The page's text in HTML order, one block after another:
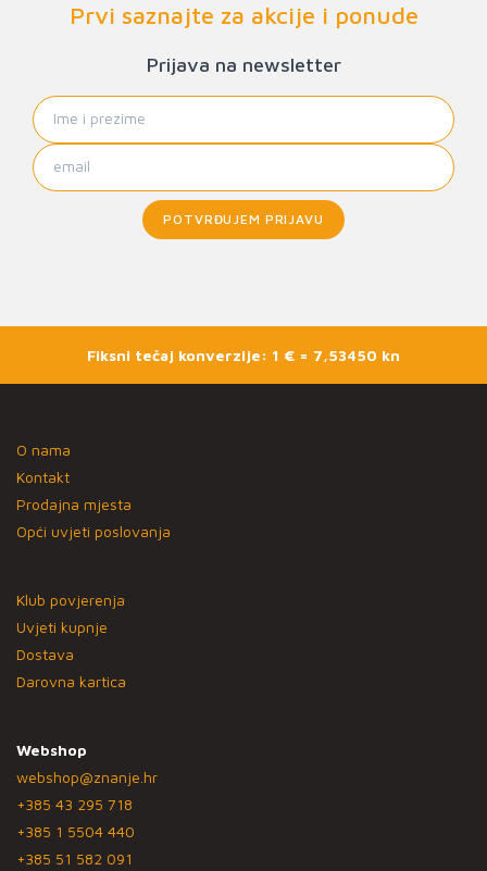
Prvi saznajte za akcije i ponude
Prijava na newsletter
POTVRĐUJEM PRIJAVU
Fiksni tečaj konverzije: 1 € = 7,53450 kn
O nama
Kontakt
Prodajna mjesta
Opći uvjeti poslovanja
Klub povjerenja
Uvjeti kupnje
Dostava
Darovna kartica
Webshop
webshop@znanje.hr
+385 43 295 718
+385 1 5504 440
+385 51 582 091